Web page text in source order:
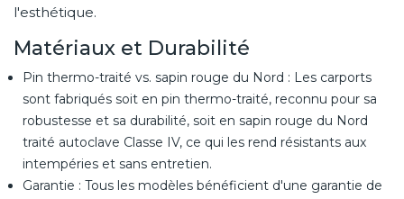
l'esthétique.
Matériaux et Durabilité
Pin thermo-traité vs. sapin rouge du Nord : Les carports
sont fabriqués soit en pin thermo-traité, reconnu pour sa
robustesse et sa durabilité, soit en sapin rouge du Nord
traité autoclave Classe IV, ce qui les rend résistants aux
intempéries et sans entretien.
Garantie : Tous les modèles bénéficient d'une garantie de